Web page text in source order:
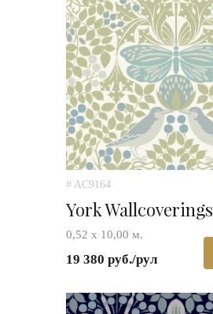
# AC9164
York Wallcoverings
0,52 х 10,00 м.
19 380 руб./рул